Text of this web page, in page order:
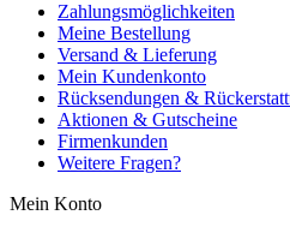
Zahlungsmöglichkeiten
Meine Bestellung
Versand & Lieferung
Mein Kundenkonto
Rücksendungen &
Aktionen & Gutscheine
Firmenkunden
Weitere Fragen?
Mein Konto